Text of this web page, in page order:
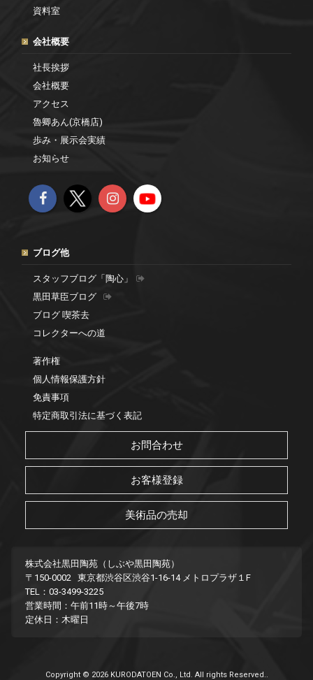
資料室
会社概要
社長挨拶
会社概要
アクセス
魯卿あん(京橋店)
歩み・展示会実績
お知らせ
ブログ他
スタッフブログ「陶心」
黒田草臣ブログ
ブログ 喫茶去
コレクターへの道
著作権
個人情報保護方針
免責事項
特定商取引法に基づく表記
お問合わせ
お客様登録
美術品の売却
株式会社黒田陶苑（しぶや黒田陶苑）
〒150-0002 東京都渋谷区渋谷1-16-14 メトロプラザ１F
TEL：03-3499-3225
営業時間：午前11時～午後7時
定休日：木曜日
Copyright © 2026 KURODATOEN Co., Ltd. All rights Reserved..